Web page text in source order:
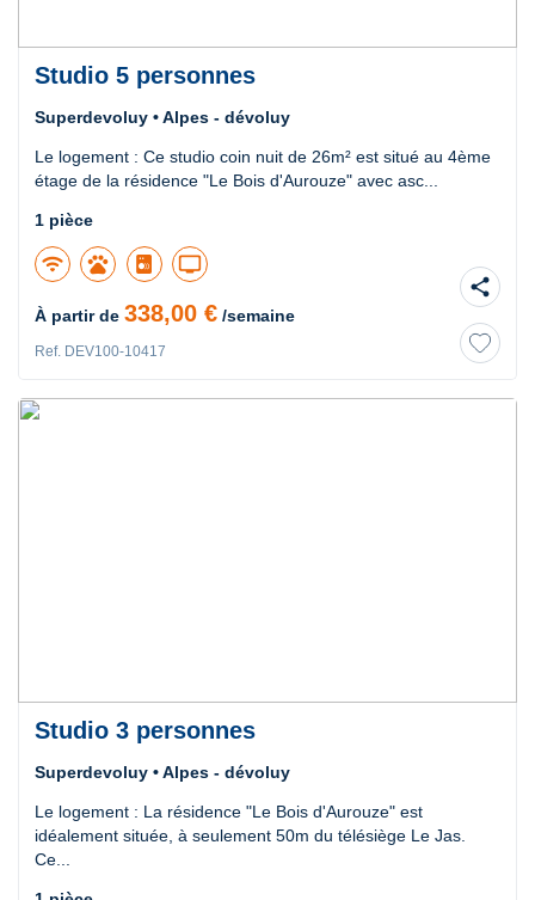
Studio 5 personnes
Superdevoluy • Alpes - dévoluy
Le logement : Ce studio coin nuit de 26m² est situé au 4ème
étage de la résidence "Le Bois d'Aurouze" avec asc...
1 pièce
wifi pets tv
À partir de 338,00 € /semaine
Ref. DEV100-10417
share
Studio 3 personnes
Superdevoluy • Alpes - dévoluy
Le logement : La résidence "Le Bois d'Aurouze" est
idéalement située, à seulement 50m du télésiège Le Jas.
Ce...